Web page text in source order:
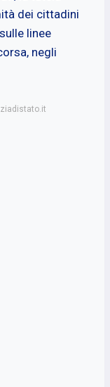
dei cittadini
linee
negli